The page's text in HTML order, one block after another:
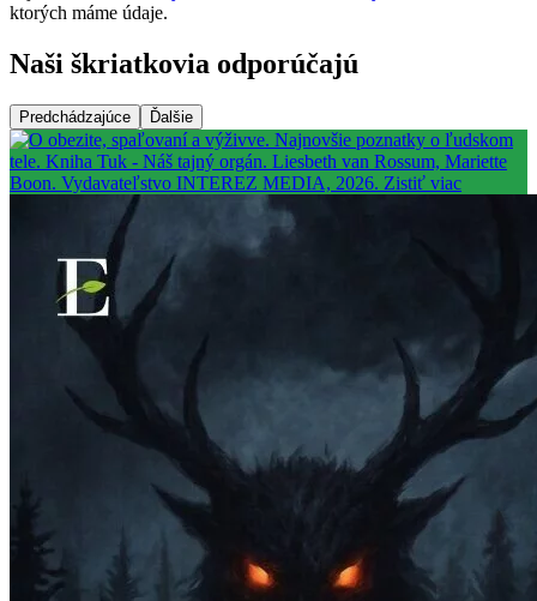
ktorých máme údaje.
Naši škriatkovia odporúčajú
Predchádzajúce Ďalšie